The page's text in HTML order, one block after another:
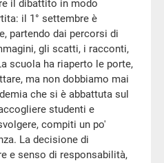
il dibattito in modo
il 1° settembre è
partendo dai percorsi di
gli scatti, i racconti,
scuola ha riaperto le porte,
ma non dobbiamo mai
che si è abbattuta sul
studenti e
compiti un po'
La decisione di
e senso di responsabilità,